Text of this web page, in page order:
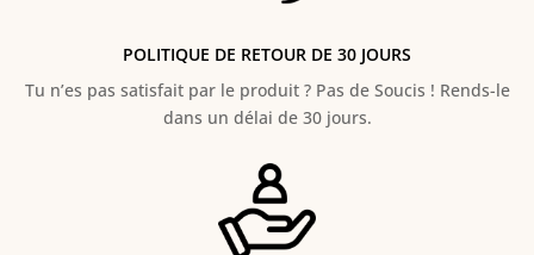
POLITIQUE DE RETOUR DE 30 JOURS
Tu n’es pas satisfait par le produit ? Pas de Soucis ! Rends-le
dans un délai de 30 jours.